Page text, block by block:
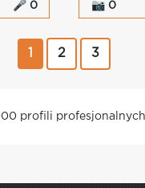
🎤 0 📷 0
2 3
profili